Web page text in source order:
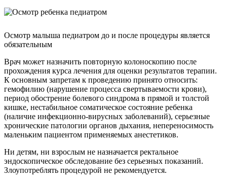
Осмотр малыша педиатром до и после процедуры является
обязательным
Врач может назначить повторную колоноскопию после
прохождения курса лечения для оценки результатов терапии.
К основным запретам к проведению принято относить:
гемофилию (нарушение процесса свертываемости крови),
период обострение болевого синдрома в прямой и толстой
кишке, нестабильное соматическое состояние ребенка
(наличие инфекционно-вирусных заболеваний), серьезные
хронические патологии органов дыхания, непереносимость
маленьким пациентом применяемых анестетиков.
Ни детям, ни взрослым не назначается ректальное
эндоскопическое обследование без серьезных показаний.
Злоупотреблять процедурой не рекомендуется.